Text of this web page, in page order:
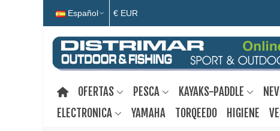
Español € EUR
OFERTAS PESCA KAYAKS-PADDLE
ELECTRONICA
YAMAHA TORQEEDO HIGIENE